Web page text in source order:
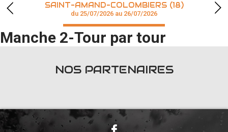
CHAMPIONNAT
RÉSULTATS
SAINT-AMAND-COLOMBIERS (18)
du 25/07/2026 au 26/07/2026
Manche 2-Tour par tour
NOS PARTENAIRES